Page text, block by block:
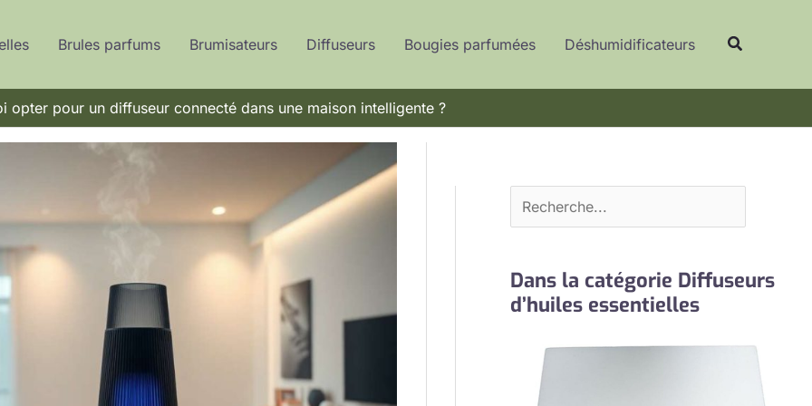
Brules parfums Brumisateurs Diffuseurs Bougies parfumées Déshumidificateurs
opter pour un diffuseur connecté dans une maison intelligente ?
e
e
c
r
Dans la catégorie Diffuseurs
d’huiles essentielles